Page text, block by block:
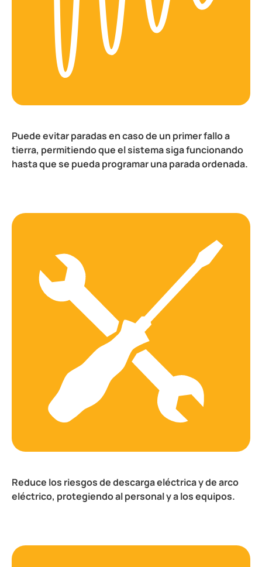
Puede evitar paradas en caso de un primer fallo a
tierra, permitiendo que el sistema siga funcionando
hasta que se pueda programar una parada ordenada.
Reduce los riesgos de descarga eléctrica y de arco
eléctrico, protegiendo al personal y a los equipos.